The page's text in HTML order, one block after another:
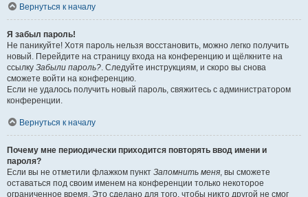
Вернуться к началу
Я забыл пароль!
Не паникуйте! Хотя пароль нельзя восстановить, можно легко получить
новый. Перейдите на страницу входа на конференцию и щёлкните на
ссылку Забыли пароль?. Следуйте инструкциям, и скоро вы снова
сможете войти на конференцию.
Если не удалось получить новый пароль, свяжитесь с администратором
конференции.
Вернуться к началу
Почему мне периодически приходится повторять ввод имени и
пароля?
Если вы не отметили флажком пункт Запомнить меня, вы сможете
оставаться под своим именем на конференции только некоторое
ограниченное время. Это сделано для того, чтобы никто другой не смог